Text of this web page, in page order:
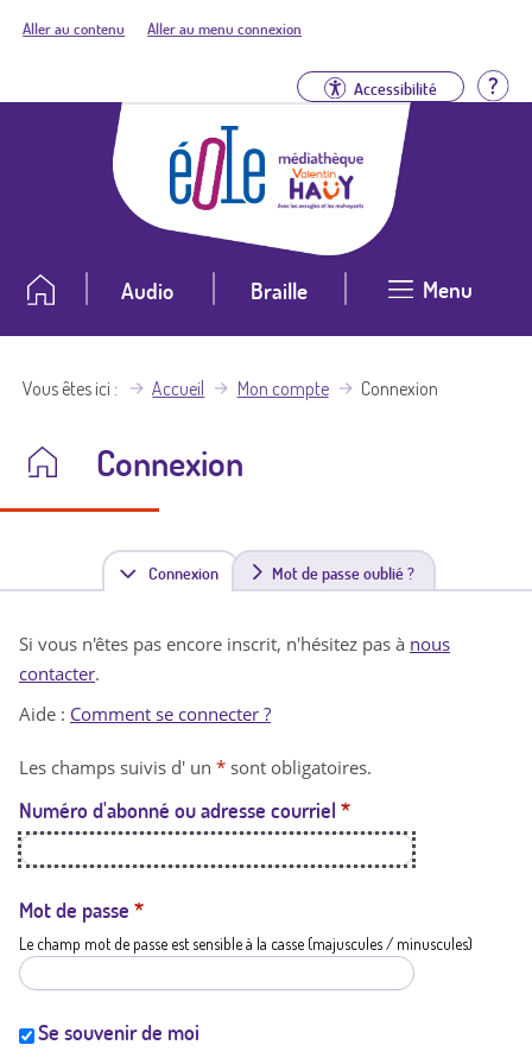
Aller au contenu Aller au menu connexion
Accessibilité
Audio Braille Menu
Vous êtes ici Accueil Mon compte Connexion
Connexion
Connexion(
n
t
a
t
i
Mot de passe oublié ?
Si vous n'êtes pas encore inscrit, n'hésitez pas à nous
contacter.
Aide : Comment se connecter ?
Les champs suivis d' un * sont obligatoires.
Numéro d'abonné ou adresse courriel *
Mot de passe *
Le champ mot de passe est sensible à la casse (majuscules / minuscules)
Se souvenir de moi